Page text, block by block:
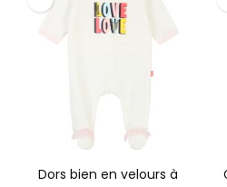
Dors bien en velours à